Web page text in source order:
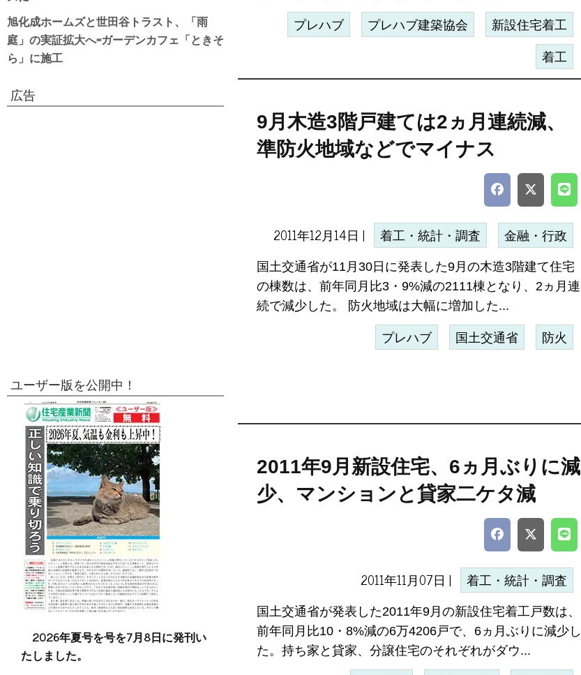
プレハブ プレハブ建築協会 新設住宅着工
着工
9月木造3階戸建ては2ヵ月連続減、
準防火地域などでマイナス
2011年12月14日 | 着工・統計・調査 金融・行政
国土交通省が11月30日に発表した9月の木造3階建て住宅
の棟数は、前年同月比3・9%減の2111棟となり、2ヵ月連
続で減少した。 防火地域は大幅に増加した...
プレハブ 国土交通省 防火
2011年9月新設住宅、6ヵ月ぶりに減
少、マンションと貸家二ケタ減
2011年11月07日 | 着工・統計・調査
国土交通省が発表した2011年9月の新設住宅着工戸数は、
前年同月比10・8%減の6万4206戸で、6ヵ月ぶりに減少し
た。持ち家と貸家、分譲住宅のそれぞれがダウ...
旭化成ホームズと世田谷トラスト、「雨
庭」の実証拡大へ=ガーデンカフェ「ときそ
ら」に施工
広告
ユーザー版を公開中！
2026年夏号を号を7月8日に発刊い
たしました。